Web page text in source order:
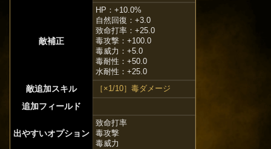
敵補正
HP：+10.0%
自然回復：+3.0
致命打率：+25.0
毒攻撃：+100.0
毒威力：+5.0
毒耐性：+50.0
水耐性：+25.0
敵追加スキル ［×1/10］毒ダメージ
追加フィールド
出やすいオプション
致命打率
毒攻撃
毒威力